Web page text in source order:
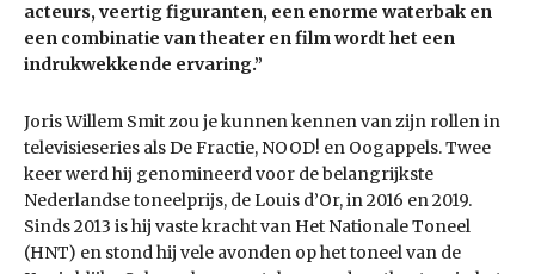
acteurs, veertig figuranten, een enorme waterbak en
een combinatie van theater en film wordt het een
indrukwekkende ervaring.”
Joris Willem Smit zou je kunnen kennen van zijn rollen in
televisieseries als De Fractie, NOOD! en Oogappels. Twee
keer werd hij genomineerd voor de belangrijkste
Nederlandse toneelprijs, de Louis d’Or, in 2016 en 2019.
Sinds 2013 is hij vaste kracht van Het Nationale Toneel
(HNT) en stond hij vele avonden op het toneel van de